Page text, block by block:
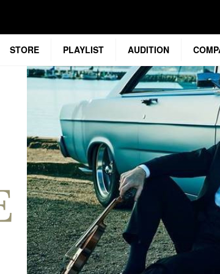
STORE PLAYLIST AUDITION